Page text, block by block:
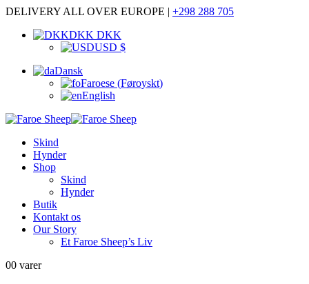
DELIVERY ALL OVER EUROPE | +298 288 705
DKK DKK
USD $
Dansk
Faroese (Føroyskt)
English
Skind
Hynder
Shop
Skind
Hynder
Butik
Kontakt os
Our Story
Et Faroe Sheep’s Liv
00 varer